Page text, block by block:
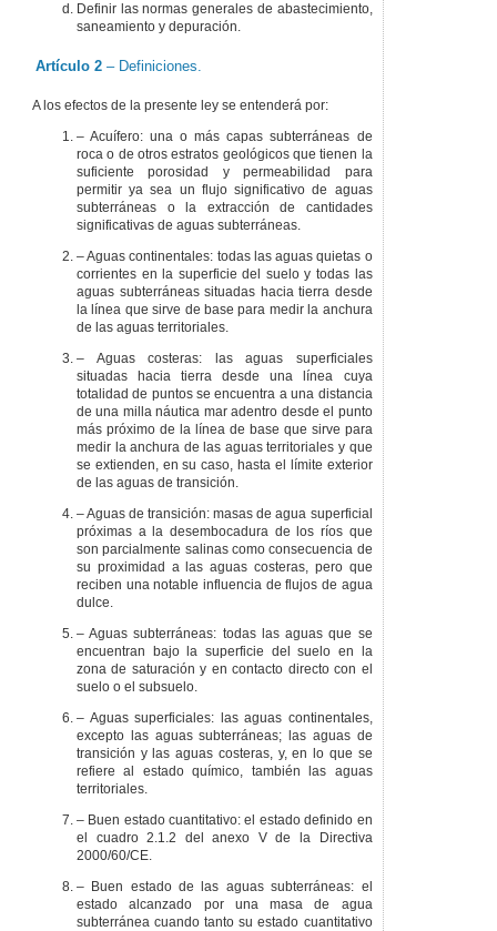
cumplan seis meses
desde el día siguiente
el Boletín Oficial del
Definir las normas generales de abastecimiento,
saneamiento y depuración.
Artículo 2 – Definiciones.
A los efectos de la presente ley se entenderá por:
– Acuífero: una o más capas subterráneas de
roca o de otros estratos geológicos que tienen la
suficiente porosidad y permeabilidad para
permitir ya sea un flujo significativo de aguas
subterráneas o la extracción de cantidades
significativas de aguas subterráneas.
– Aguas continentales: todas las aguas quietas o
corrientes en la superficie del suelo y todas las
aguas subterráneas situadas hacia tierra desde
la línea que sirve de base para medir la anchura
de las aguas territoriales.
– Aguas costeras: las aguas superficiales
situadas hacia tierra desde una línea cuya
totalidad de puntos se encuentra a una distancia
de una milla náutica mar adentro desde el punto
más próximo de la línea de base que sirve para
medir la anchura de las aguas territoriales y que
se extienden, en su caso, hasta el límite exterior
de las aguas de transición.
– Aguas de transición: masas de agua superficial
próximas a la desembocadura de los ríos que
son parcialmente salinas como consecuencia de
su proximidad a las aguas costeras, pero que
reciben una notable influencia de flujos de agua
dulce.
– Aguas subterráneas: todas las aguas que se
encuentran bajo la superficie del suelo en la
zona de saturación y en contacto directo con el
suelo o el subsuelo.
– Aguas superficiales: las aguas continentales,
excepto las aguas subterráneas; las aguas de
transición y las aguas costeras, y, en lo que se
refiere al estado químico, también las aguas
territoriales.
– Buen estado cuantitativo: el estado definido en
el cuadro 2.1.2 del anexo V de la Directiva
2000/60/CE.
– Buen estado de las aguas subterráneas: el
estado alcanzado por una masa de agua
subterránea cuando tanto su estado cuantitativo